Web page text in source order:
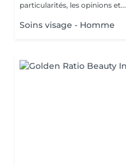
particularités, les opinions et...
Soins visage - Homme